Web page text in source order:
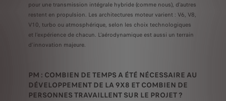
pour une transmission intégrale hybride (comme nous), d’autres
restent en propulsion. Les architectures moteur varient : V6, V8,
V10, turbo ou atmosphérique, selon les choix technologiques
et l’expérience de chacun. L’aérodynamique est aussi un terrain
d’innovation majeure.
PM : COMBIEN DE TEMPS A ÉTÉ NÉCESSAIRE AU
DÉVELOPPEMENT DE LA 9X8 ET COMBIEN DE
PERSONNES TRAVAILLENT SUR LE PROJET ?